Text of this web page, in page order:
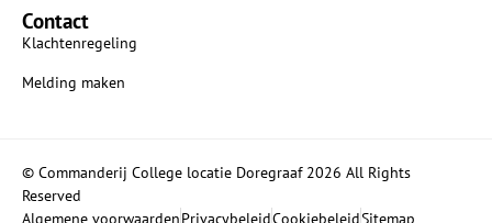
Contact
Klachtenregeling
Melding maken
© Commanderij College locatie Doregraaf 2026 All Rights
Reserved
Algemene voorwaardenPrivacybeleidCookiebeleidSitemap